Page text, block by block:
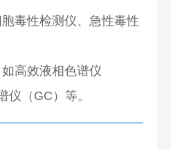
毒性检测仪、急性毒性
高效液相色谱仪
仪（GC）等。